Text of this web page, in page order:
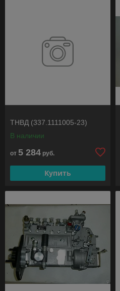
ТНВД (337.1111005-23)
В наличии
от 5 284 руб.
Купить